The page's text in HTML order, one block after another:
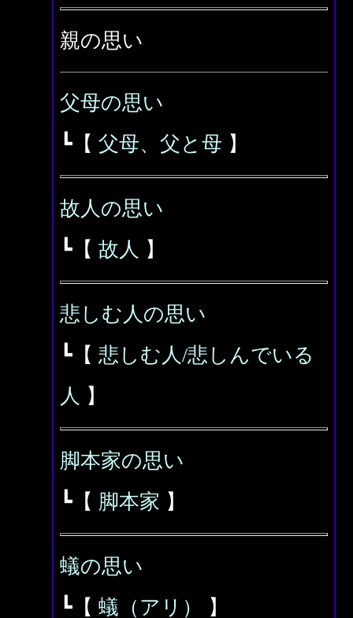
親の思い
父母の思い
┗【 父母、父と母 】
故人の思い
┗【 故人 】
悲しむ人の思い
┗【 悲しむ人/悲しんでいる
人 】
脚本家の思い
┗【 脚本家 】
蟻の思い
┗【 蟻（アリ） 】